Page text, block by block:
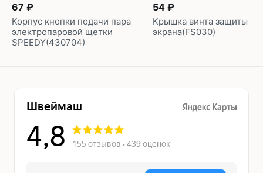
67 ₽
Корпус кнопки подачи пара
электропаровой щетки
SPEEDY(430704)
54 ₽
Крышка винта защиты
экрана(FS030)